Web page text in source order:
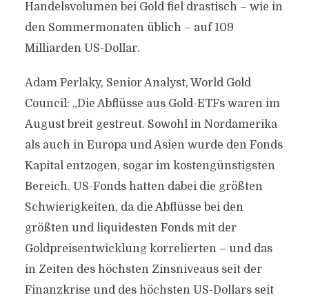
Handelsvolumen bei Gold fiel drastisch – wie in
den Sommermonaten üblich – auf 109
Milliarden US-Dollar.
Adam Perlaky, Senior Analyst, World Gold
Council: „Die Abflüsse aus Gold-ETFs waren im
August breit gestreut. Sowohl in Nordamerika
als auch in Europa und Asien wurde den Fonds
Kapital entzogen, sogar im kostengünstigsten
Bereich. US-Fonds hatten dabei die größten
Schwierigkeiten, da die Abflüsse bei den
größten und liquidesten Fonds mit der
Goldpreisentwicklung korrelierten – und das
in Zeiten des höchsten Zinsniveaus seit der
Finanzkrise und des höchsten US-Dollars seit